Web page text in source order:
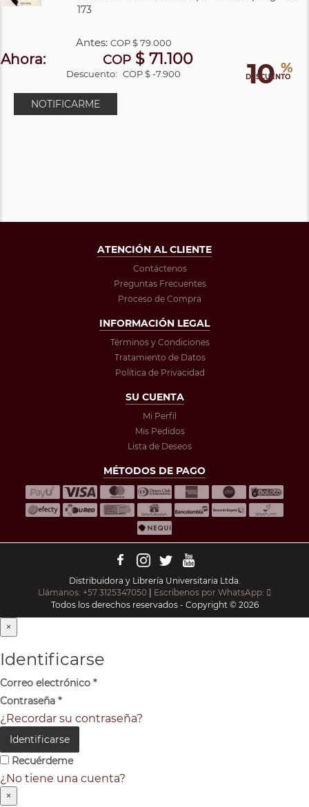
173
10 %
DESCUENTO
Antes: COP$ 79.000
Ahora: COP$ 71.100
Descuento: COP $ -7.900
NOTIFICARME
ATENCIÓN AL CLIENTE
Contáctenos
Preguntas Frecuentes
Proceso de Compra
INFORMACIÓN LEGAL
Términos y Condiciones
Tratamiento de Datos
Política de Privacidad
SU CUENTA
Mi Perfil
Mis Pedidos
Lista de Deseos
MÉTODOS DE PAGO
Distribuidora y Librería Universitaria Ltda.
Llámanos: +57 3125347050 | Escríbenos por WhatsApp:
Todos los derechos reservados - Copyright © 2026
×
Identificarse
Correo electrónico *
Contraseña *
¿Recordar su contraseña?
Identificarse
Recuérdeme
¿No tiene una cuenta?
×